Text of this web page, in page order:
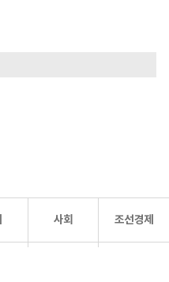
사회 조선경제